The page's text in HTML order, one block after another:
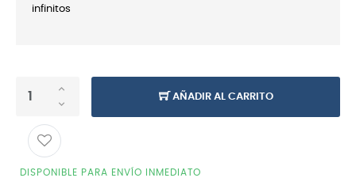
infinitos
AÑADIR AL CARRITO
DISPONIBLE PARA ENVÍO INMEDIATO